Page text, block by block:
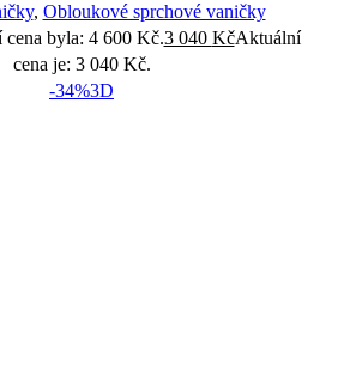
, Obloukové sprchové vaničky
cena byla: 4 600 Kč.3 040 KčAktuální
cena je: 3 040 Kč.
-34%3D